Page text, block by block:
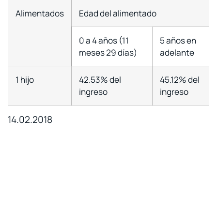
Alimentados Edad del alimentado
0 a 4 años (11
meses 29 días)
5 años en
adelante
1 hijo
42.53% del
ingreso
45.12% del
ingreso
14.02.2018